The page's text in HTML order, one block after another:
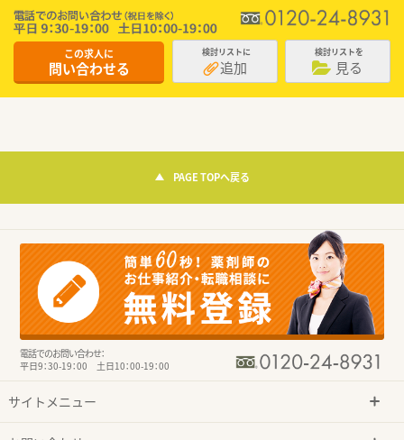
この求人に
問い合わせる
検討リストに
追加
検討リストを
見る
PAGE TOPへ戻る
電話でのお問い合わせ：
平日9：30-19：00 土日10：00-19：00
サイトメニュー